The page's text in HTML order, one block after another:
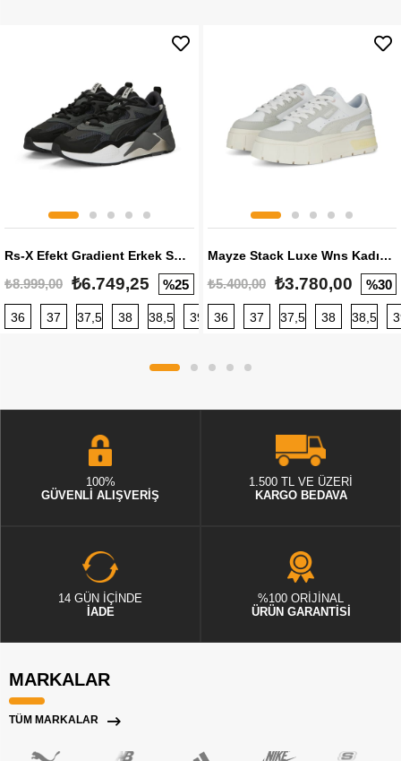
Rs-X Efekt Gradient Erkek Sneaker
₺8.999,00 ₺6.749,25 %25
36 37 37,5 38 38,5 39 40 40,5 41 42 42,5
Mayze Stack Luxe Wns Kadın Sneaker
₺5.400,00 ₺3.780,00 %30
36 37 37,5 38 38,5
100%
GÜVENLİ ALIŞVERİŞ
1.500 TL VE ÜZERİ
KARGO BEDAVA
14 GÜN İÇİNDE
İADE
%100 ORİJİNAL
ÜRÜN GARANTİSİ
MARKALAR
TÜM MARKALAR